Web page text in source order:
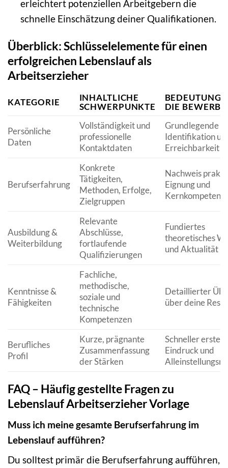
erleichtert potenziellen Arbeitgebern die
schnelle Einschätzung deiner Qualifikationen.
Überblick: Schlüsselelemente für einen
erfolgreichen Lebenslauf als
Arbeitserzieher
KATEGORIE
INHALTLICHE
SCHWERPUNKTE
BEDEUTUNG
DIE
Persönliche
Daten
Vollständigkeit und
professionelle
Kontaktdaten
Grundlegende
Identifikation
Erreichbarkeit
Berufserfahrung
Konkrete
Tätigkeiten,
Methoden, Erfolge,
Zielgruppen
Nachweis
Eignung und
Ausbildung &
Weiterbildung
Relevante
Abschlüsse,
fortlaufende
Qualifizierungen
Fundiertes
theoretisches
und Aktualität
Kenntnisse &
Fähigkeiten
Fachliche,
methodische,
soziale und
technische
Kompetenzen
Detaillierter
über deine
Berufliches
Profil
Kurze, prägnante
Zusammenfassung
der Stärken
Schneller erster
Eindruck und
FAQ – Häufig gestellte Fragen zu
Lebenslauf Arbeitserzieher Vorlage
Muss ich meine gesamte Berufserfahrung im
Lebenslauf aufführen?
Du solltest primär die Berufserfahrung aufführen,